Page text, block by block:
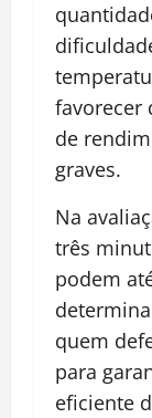
favorecer
de
graves.
Na
três
podem
quem
para
eficiente